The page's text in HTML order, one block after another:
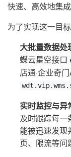
快速、高效地集
为了实现这一目
大批量数据处
蝶云星空接口
店通·企业奇
实时监控与异
及时跟踪每一
能被迅速发现
页、限流等问